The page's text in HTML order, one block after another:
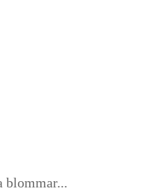
blommar...